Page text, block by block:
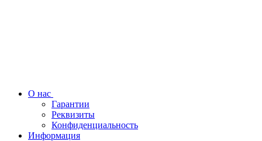
О нас
Гарантии
Реквизиты
Конфиденциальность
Информация